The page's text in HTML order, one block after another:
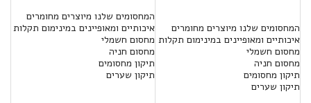
המחסומים שלנו מיוצרים מחומרים
איכותיים ומאופיינים במינימום תקלות
מחסום חשמלי
מחסום חניה
תיקון מחסומים
תיקון שערים
המחסומים שלנו מיוצרים מחומרים
איכותיים ומאופיינים במינימום תקלות
מחסום חשמלי
מחסום חניה
תיקון מחסומים
תיקון שערים